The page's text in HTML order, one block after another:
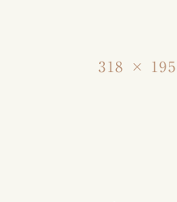
318 ×